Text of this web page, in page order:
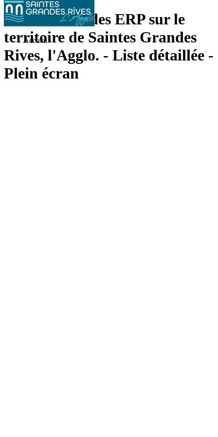
Accueil
Accessibilité des ERP sur le
territoire de Saintes Grandes
Rives, l'Agglo. - Liste détaillée -
Plein écran